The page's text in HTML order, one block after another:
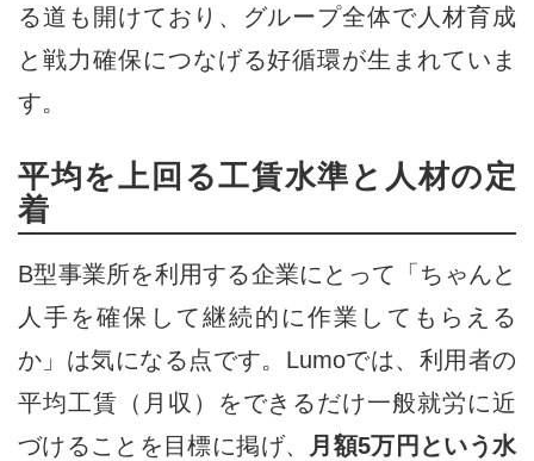
る道も開けており、グループ全体で人材育成
と戦力確保につなげる好循環が生まれていま
す。
平均を上回る工賃水準と人材の定
着
B型事業所を利用する企業にとって「ちゃんと
人手を確保して継続的に作業してもらえる
か」は気になる点です。Lumoでは、利用者の
平均工賃（月収）をできるだけ一般就労に近
づけることを目標に掲げ、
月額5万円という水